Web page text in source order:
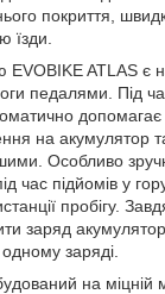
покриття,
їзди.
ATLAS є
педалями. Під
допомагає
на акумулятор
Особливо
час підйомів у
пробігу.
заряд
заряді.
на міцній